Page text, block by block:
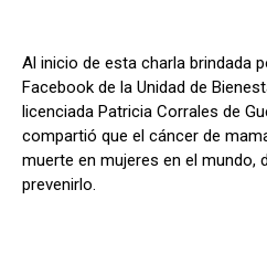
Al inicio de esta charla brindada
Facebook de la Unidad de
licenciada Patricia Corrales de
compartió que el cáncer de
muerte en mujeres en el mundo,
prevenirlo.